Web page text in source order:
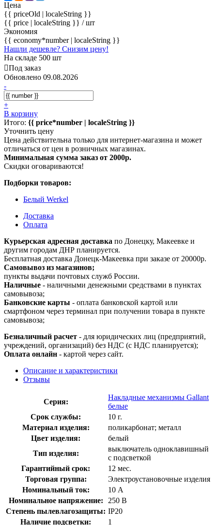
Цена
{{ priceOld | localeString }}
{{ price | localeString }} / шт
Экономия
{{ economy*number | localeString }}
Нашли дешевле? Снизим цену!
На складе 500 шт
Под заказ
Обновлено 09.08.2026
-
+
В корзину
Итого: {{ price*number | localeString }}
Уточнить цену
Цена действительна только для интернет-магазина и может
отличаться от цен в розничных магазинах.
Минимальная сумма заказ от 2000р.
Скидки оговариваются!
Подборки товаров:
Белый Werkel
Доставка
Оплата
Курьерская адресная доставка по Донецку, Макеевке и
другим городам ДНР планируется.
Бесплатная доставка Донецк-Макеевка при заказе от 20000р.
Самовывоз из магазинов;
пункты выдачи почтовых служб России.
Наличные - наличными денежными средствами в пунктах
самовывоза;
Банковские карты - оплата банковской картой или
смартфоном через терминал при получении товара в пункте
самовывоза;
Безналичный расчет - для юридических лиц (предприятий,
учреждений, организаций) без НДС (с НДС планируется);
Оплата онлайн - картой через сайт.
Описание и характеристики
Отзывы
Серия:
Накладные механизмы Gallant
белые
Срок службы:
10 г.
Материал изделия:
поликарбонат; металл
Цвет изделия:
белый
Тип изделия:
выключатель одноклавишный
с подсветкой
Гарантийный срок:
12 мес.
Торговая группа:
Электроустановочные изделия
Номинальный ток:
10 А
Номинальное напряжение:
250 В
Степень пылевлагозащиты: IP20
Наличие подсветки:
1